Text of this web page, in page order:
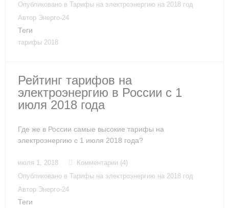
Опубликовано в Тарифы на электроэнергию на 2018 год
Автор Энерго-24
Теги
тарифы 2018
Рейтинг тарифов на
электроэнергию в России с 1
июля 2018 года
Где же в России самые высокие тарифы на
электроэнергию с 1 июля 2018 года?
июля 1, 2018
Комментарии (4)
Опубликовано в Тарифы на электроэнергию на 2018 год
Автор Энерго-24
Теги